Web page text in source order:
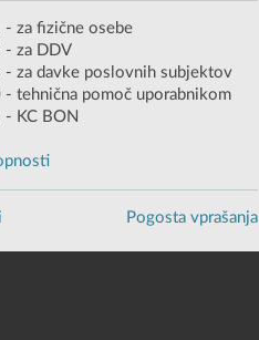
za fizične osebe
za DDV
za davke poslovnih subjektov
tehnična pomoč uporabnikom
KC BON
Pogosta vprašanja